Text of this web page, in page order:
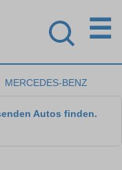
☰
MERCEDES-BENZ
Autos finden.